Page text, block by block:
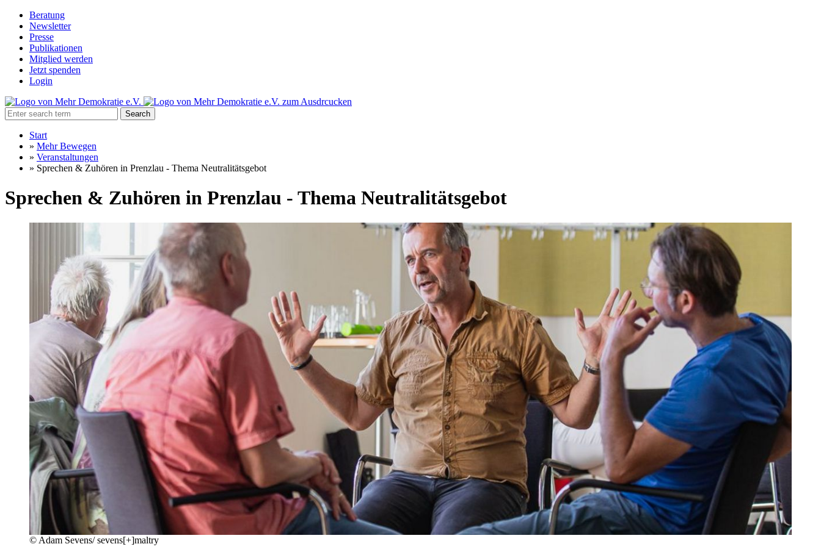
Beratung
Newsletter
Presse
Publikationen
Mitglied werden
Jetzt spenden
Login
Search
Start
» Mehr Bewegen
» Veranstaltungen
» Sprechen & Zuhören in Prenzlau - Thema Neutralitätsgebot
Sprechen & Zuhören in Prenzlau - Thema Neutralitätsgebot
© Adam Sevens/ sevens[+]maltry